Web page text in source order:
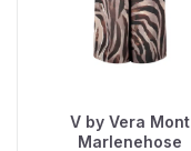
V by Vera Mont
Marlenehose